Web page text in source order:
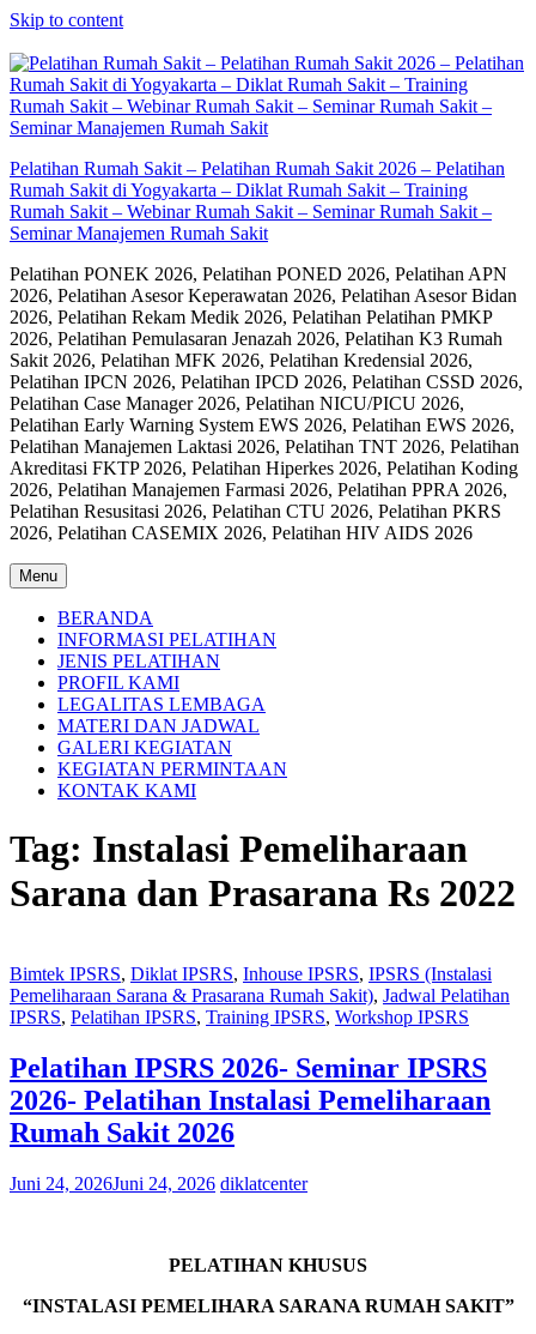
Skip to content
Pelatihan Rumah Sakit – Pelatihan Rumah Sakit 2026 – Pelatihan
Rumah Sakit di Yogyakarta – Diklat Rumah Sakit – Training
Rumah Sakit – Webinar Rumah Sakit – Seminar Rumah Sakit –
Seminar Manajemen Rumah Sakit
Pelatihan PONEK 2026, Pelatihan PONED 2026, Pelatihan APN
2026, Pelatihan Asesor Keperawatan 2026, Pelatihan Asesor Bidan
2026, Pelatihan Rekam Medik 2026, Pelatihan Pelatihan PMKP
2026, Pelatihan Pemulasaran Jenazah 2026, Pelatihan K3 Rumah
Sakit 2026, Pelatihan MFK 2026, Pelatihan Kredensial 2026,
Pelatihan IPCN 2026, Pelatihan IPCD 2026, Pelatihan CSSD 2026,
Pelatihan Case Manager 2026, Pelatihan NICU/PICU 2026,
Pelatihan Early Warning System EWS 2026, Pelatihan EWS 2026,
Pelatihan Manajemen Laktasi 2026, Pelatihan TNT 2026, Pelatihan
Akreditasi FKTP 2026, Pelatihan Hiperkes 2026, Pelatihan Koding
2026, Pelatihan Manajemen Farmasi 2026, Pelatihan PPRA 2026,
Pelatihan Resusitasi 2026, Pelatihan CTU 2026, Pelatihan PKRS
2026, Pelatihan CASEMIX 2026, Pelatihan HIV AIDS 2026
Menu
BERANDA
INFORMASI PELATIHAN
JENIS PELATIHAN
PROFIL KAMI
LEGALITAS LEMBAGA
MATERI DAN JADWAL
GALERI KEGIATAN
KEGIATAN PERMINTAAN
KONTAK KAMI
Tag: Instalasi Pemeliharaan
Sarana dan Prasarana Rs 2022
Bimtek IPSRS, Diklat IPSRS, Inhouse IPSRS, IPSRS (Instalasi
Pemeliharaan Sarana & Prasarana Rumah Sakit), Jadwal Pelatihan
IPSRS, Pelatihan IPSRS, Training IPSRS, Workshop IPSRS
Pelatihan IPSRS 2026- Seminar IPSRS
2026- Pelatihan Instalasi Pemeliharaan
Rumah Sakit 2026
Juni 24, 2026Juni 24, 2026 diklatcenter
PELATIHAN KHUSUS
“INSTALASI PEMELIHARA SARANA RUMAH SAKIT”